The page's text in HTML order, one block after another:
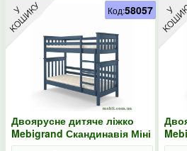
Двоярусне дитяче ліжко
Mebigrand Скандинавія Міні
Синій (S 7010 R 90B) 90х190
Код:58057